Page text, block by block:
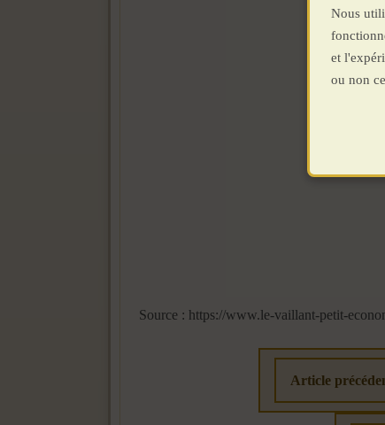
Source : https://www.le-vaillant-petit-
Article
Nous
et
ou non